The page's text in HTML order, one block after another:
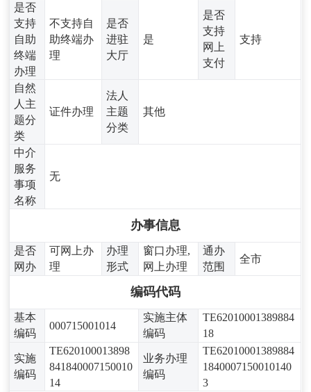
是否
支持
自助
终端
办理
不支持自
助终端办
理
是否
进驻
大厅
是
是否
支持
网上
支付
支持
自然
人主
题分
类
证件办理
法人
主题
分类
其他
中介
服务
事项
名称
无
办事信息
是否
网办
可网上办
理
办理
形式
窗口办理,
网上办理
通办
范围
全市
编码代码
基本
编码
000715001014
实施主体
编码
TE62010001389884
18
实施
编码
TE620100013898
841840007150010
14
业务办理
编码
TE62010001389884
1840007150010140
3